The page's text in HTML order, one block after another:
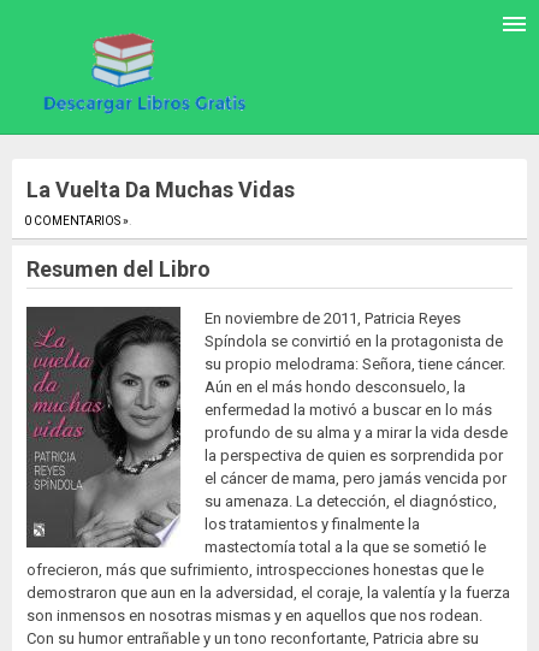
La Vuelta Da Muchas Vidas
0 COMENTARIOS ».
Resumen del Libro
En noviembre de 2011, Patricia Reyes
Spíndola se convirtió en la protagonista de
su propio melodrama: Señora, tiene cáncer.
Aún en el más hondo desconsuelo, la
enfermedad la motivó a buscar en lo más
profundo de su alma y a mirar la vida desde
la perspectiva de quien es sorprendida por
el cáncer de mama, pero jamás vencida por
su amenaza. La detección, el diagnóstico,
los tratamientos y finalmente la
mastectomía total a la que se sometió le
ofrecieron, más que sufrimiento, introspecciones honestas que le
demostraron que aun en la adversidad, el coraje, la valentía y la fuerza
son inmensos en nosotras mismas y en aquellos que nos rodean.
Con su humor entrañable y un tono reconfortante, Patricia abre su